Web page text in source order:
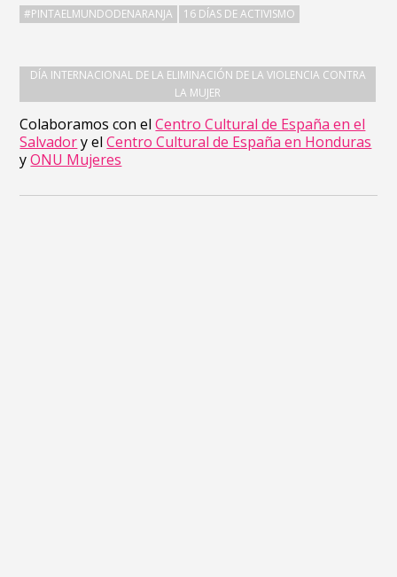
Colaboramos con elCentro Cultural de España en el
Salvadory elCentro Cultural de España en Honduras
yONU Mujeres
#PINTAELMUNDODENARANJA 16 DÍAS DE ACTIVISMO
DÍA INTERNACIONAL DE LA ELIMINACIÓN DE LA VIOLENCIA CONTRA
LA MUJER